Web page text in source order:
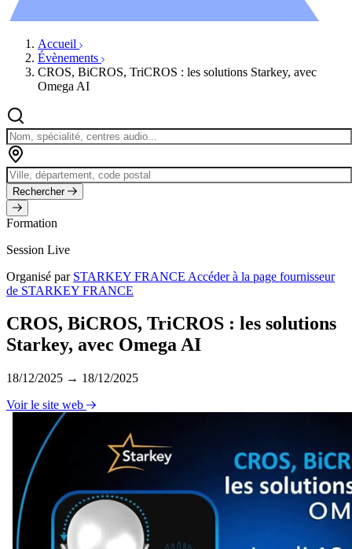
Accueil
Évènements
CROS, BiCROS, TriCROS : les solutions Starkey, avec
Omega AI
Rechercher
Formation
Session Live
Organisé par STARKEY FRANCE Accéder à la page fournisseur
de STARKEY FRANCE
CROS, BiCROS, TriCROS : les solutions
Starkey, avec Omega AI
18/12/2025 → 18/12/2025
Voir le site web